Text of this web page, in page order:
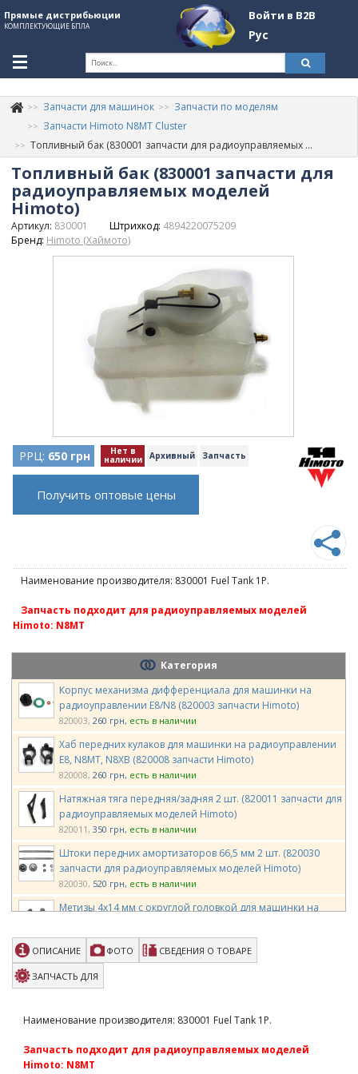
Прямые дистрибьюции
КОМПЛЕКТУЮЩИЕ БПЛА
Войти в B2B
Рус
+380507774092
Информация о компании
Обзоры
Категории
Стать партнером
Запчасти для машинок
Запчасти по моделям
Запчасти Himoto N8MT Cluster
Топливный бак (830001 запчасти для радиоуправляемых моделей Himoto)
Топливный бак (830001 запчасти для
радиоуправляемых моделей
Himoto)
Артикул: 830001 Штрихкод: 4894220075209
Бренд: Himoto (Хаймото)
РРЦ: 650 грн Нет в
наличии Архивный Запчасть
Получить оптовые цены
Наименование производителя: 830001 Fuel Tank 1P.
Запчасть подходит для радиоуправляемых моделей
Himoto: N8MT
Категория
Корпус механизма дифференциала для машинки на
радиоуправлении E8/N8 (820003 запчасти Himoto)
820003 260 грн есть в наличии
Хаб передних кулаков для машинки на радиоуправлении
E8, N8MT, N8XB (820008 запчасти Himoto)
820008 260 грн есть в наличии
Натяжная тяга передняя/задняя 2 шт. (820011 запчасти для
радиоуправляемых моделей Himoto)
820011 350 грн есть в наличии
Штоки передних амортизаторов 66,5 мм 2 шт. (820030
запчасти для радиоуправляемых моделей Himoto)
820030 520 грн есть в наличии
Метизы 4х14 мм с округлой головкой для машинки на
820044 65 грн есть в наличии
Метизы M3х3 мм для автомодели E8, N8 6шт (820058
запчасти для радиоуправляемых моделей Himoto)
820058 86 грн
Задний стабилизатор 1 комплект (821210 запчасти для
821210 260 грн есть в наличии
Полуоси передние для машинки на радиоуправлении
ОПИСАНИЕ ФОТО СВЕДЕНИЯ О ТОВАРЕ
ЗАПЧАСТЬ ДЛЯ
Наименование производителя: 830001 Fuel Tank 1P.
Запчасть подходит для радиоуправляемых моделей
Himoto: N8MT